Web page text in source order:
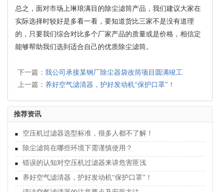
总之，面对市场上琳琅满目的除尘滤筒产品，我们建议大家在
实际选择时较好是多看一看，要知道货比三家不是没有道理
的，只要我们综合对比多个厂家产品的质量或是价格，相信定
能够帮助我们选到适合自己的优质除尘滤筒。
下一篇： 我公司承接某钢厂除尘器袋改筒项目圆满竣工
上一篇： 养好空气滤清器，护好发动机“保护口罩”！
推荐资讯
空压机过滤器选型标准，很多人都不了解！
除尘滤筒在哪些环境下需谨慎使用？
错误的认知对空压机过滤器来讲危害匪浅
养好空气滤清器，护好发动机“保护口罩”！